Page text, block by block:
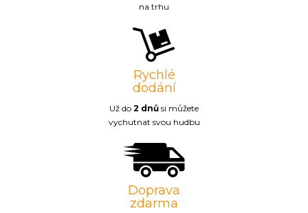
na trhu
Rychlé
dodání
Už do 2 dnů si můžete
vychutnat svou hudbu
Doprava
zdarma